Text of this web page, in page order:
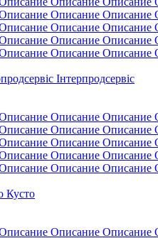
Описание
Описание
Описание
Описание
Інтерпродсервіс
Описание
Описание
Описание
Описание
Описание
Кусто
Описание